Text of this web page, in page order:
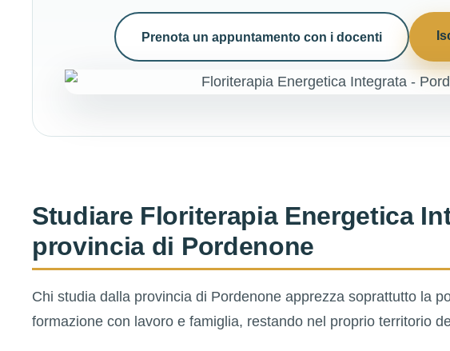
Prenota un appuntamento con i docenti
Studiare Floriterapia Energetica
provincia di Pordenone
Chi studia dalla provincia di Pordenone apprezza soprattutto la
formazione con lavoro e famiglia, restando nel proprio territorio